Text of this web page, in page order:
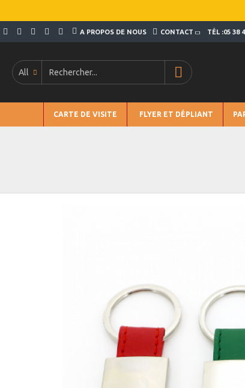
A PROPOS DE NOUS CONTACT TÉL :05 38
All
CARTE DE VISITE FLYER ET DÉPLIANT